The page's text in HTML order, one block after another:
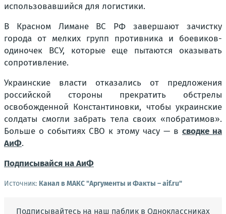
использовавшийся для логистики.
В Красном Лимане ВС РФ завершают зачистку
города от мелких групп противника и боевиков-
одиночек ВСУ, которые еще пытаются оказывать
сопротивление.
Украинские власти отказались от предложения
российской стороны прекратить обстрелы
освобожденной Константиновки, чтобы украинские
солдаты смогли забрать тела своих «побратимов».
Больше о событиях СВО к этому часу — в сводке на
АиФ.
Подписывайся на АиФ
Источник: Канал в МАКС "Аргументы и Факты – aif.ru"
Подписывайтесь на наш паблик в Одноклассниках